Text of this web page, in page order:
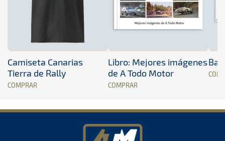
Camiseta Canarias
Tierra de Rally
COMPRAR
Libro: Mejores imágenes
de A Todo Motor
COMPRAR